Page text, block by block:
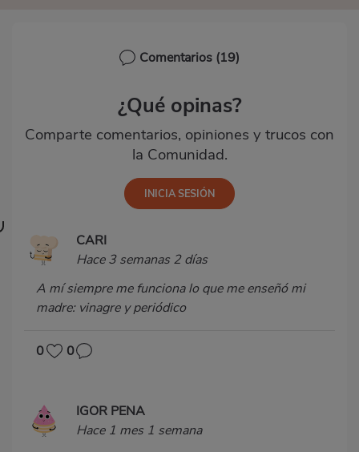
Comentarios (19)
¿Qué opinas?
Comparte comentarios, opiniones y trucos con
la Comunidad.
CARI
Hace 3 semanas 2 días
A mí siempre me funciona lo que me enseñó mi
madre: vinagre y periódico
0 0
IGOR PENA
Hace 1 mes 1 semana